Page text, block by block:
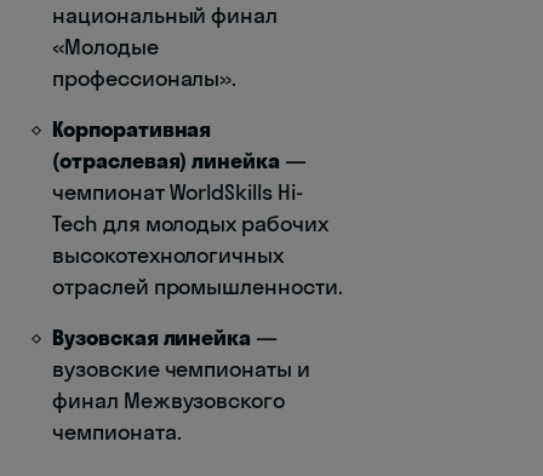
национальный финал
«Молодые
профессионалы».
Корпоративная
(отраслевая) линейка —
чемпионат WorldSkills Hi-
Tech для молодых рабочих
высокотехнологичных
отраслей промышленности.
Вузовская линейка —
вузовские чемпионаты и
финал Межвузовского
чемпионата.